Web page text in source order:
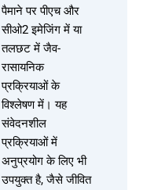
पैमाने पर पीएच और
सीओ2 इमेजिंग में या
तलछट में जैव-
रासायनिक
प्रक्रियाओं के
विश्लेषण में। यह
संवेदनशील
प्रक्रियाओं में
अनुप्रयोग के लिए भी
उपयुक्त है, जैसे जीवित